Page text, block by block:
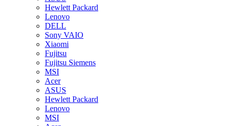
Hewlett Packard
Lenovo
DELL
Sony VAIO
Xiaomi
Fujitsu
Fujitsu Siemens
MSI
Acer
ASUS
Hewlett Packard
Lenovo
MSI